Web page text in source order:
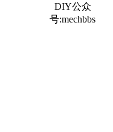
DIY公众
号:mechbbs